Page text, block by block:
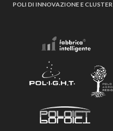
POLI DI INNOVAZIONE E CLUSTER